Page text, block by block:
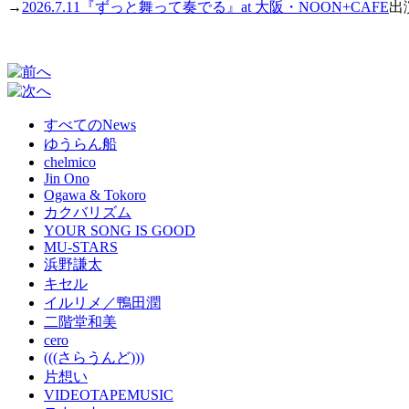
→ 2026.7.11『ずっと舞って奏でる』at 大阪・NOON+CAFE出
すべてのNews
ゆうらん船
chelmico
Jin Ono
Ogawa & Tokoro
カクバリズム
YOUR SONG IS GOOD
MU-STARS
浜野謙太
キセル
イルリメ／鴨田潤
二階堂和美
cero
(((さらうんど)))
片想い
VIDEOTAPEMUSIC